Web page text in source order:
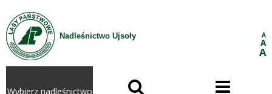
Przejdź do treści
Nadleśnictwo Ujsoły A
A
A
Wybierz nadleśnictwo  